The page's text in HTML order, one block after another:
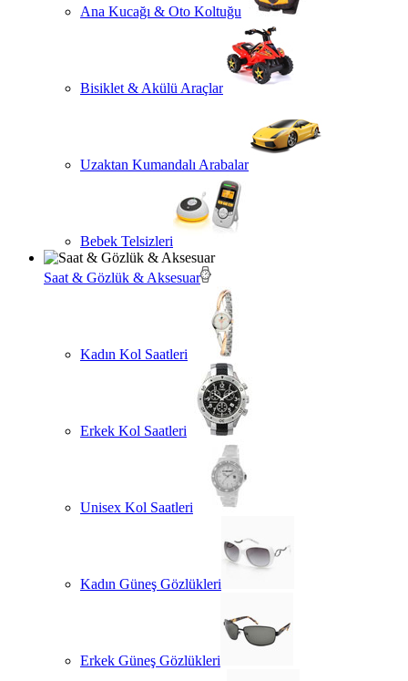
Ana Kucağı & Oto Koltuğu
Bisiklet & Akülü Araçlar
Uzaktan Kumandalı Arabalar
Bebek Telsizleri
Saat & Gözlük & Aksesuar
Kadın Kol Saatleri
Erkek Kol Saatleri
Unisex Kol Saatleri
Kadın Güneş Gözlükleri
Erkek Güneş Gözlükleri